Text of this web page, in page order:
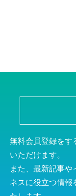
無料会員登録をす
いただけます。
また、最新記事
ネスに役立つ情報